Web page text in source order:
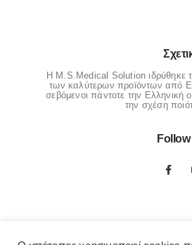
Η M.S.Medical Solution ιδρύθηκε
των καλύτερων προϊόντων από
σεβόμενοι πάντοτε την Ελληνική
την σχέση